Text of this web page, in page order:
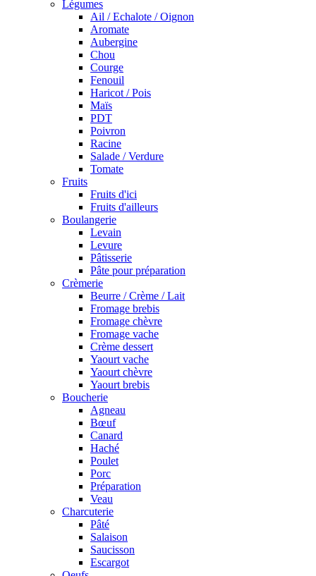
Légumes
Ail / Echalote / Oignon
Aromate
Aubergine
Chou
Courge
Fenouil
Haricot / Pois
Maïs
PDT
Poivron
Racine
Salade / Verdure
Tomate
Fruits
Fruits d'ici
Fruits d'ailleurs
Boulangerie
Levain
Levure
Pâtisserie
Pâte pour préparation
Crèmerie
Beurre / Crème / Lait
Fromage brebis
Fromage chèvre
Fromage vache
Crème dessert
Yaourt vache
Yaourt chèvre
Yaourt brebis
Boucherie
Agneau
Bœuf
Canard
Haché
Poulet
Porc
Préparation
Veau
Charcuterie
Pâté
Salaison
Saucisson
Escargot